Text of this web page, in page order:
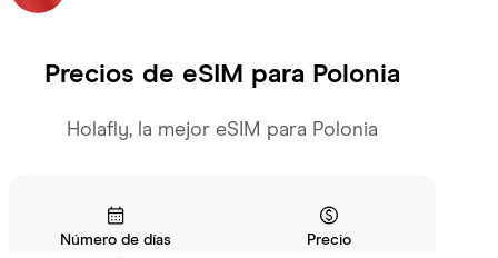
Precios de eSIM para Polonia
Holafly, la mejor eSIM para Polonia
Número de días Precio